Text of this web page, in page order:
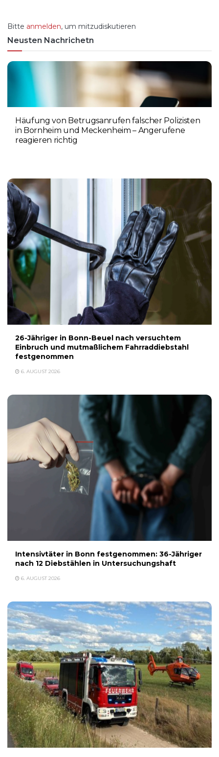
Bitte anmelden, um mitzudiskutieren
Neusten Nachrichetn
Häufung von Betrugsanrufen falscher Polizisten
in Bornheim und Meckenheim – Angerufene
reagieren richtig
26-Jähriger in Bonn-Beuel nach versuchtem
Einbruch und mutmaßlichem Fahrraddiebstahl
festgenommen
6. AUGUST 2026
Intensivtäter in Bonn festgenommen: 36-Jähriger
nach 12 Diebstählen in Untersuchungshaft
6. AUGUST 2026